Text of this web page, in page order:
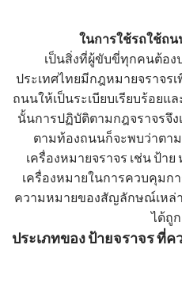
ในการใช้รถใช้ถน
เป็นสิ่งที่ผู้ขับขี่ทุกคนต้อง
ประเทศไทยมีกฎหมายจราจร
ถนนให้เป็นระเบียบเรียบร้อย
นั้นการปฏิบัติตามกฎจราจรจึง
ตามท้องถนนก็จะพบว่าตา
เครื่องหมายจราจร เช่น ป้า
เครื่องหมายในการควบคุมก
ความหมายของสัญลักษณ์เหล่
ได้ถู
ประเภทของป้ายจราจรที่ค